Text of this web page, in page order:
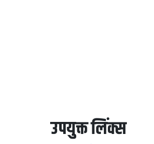
उपयुक्त लिंक्स